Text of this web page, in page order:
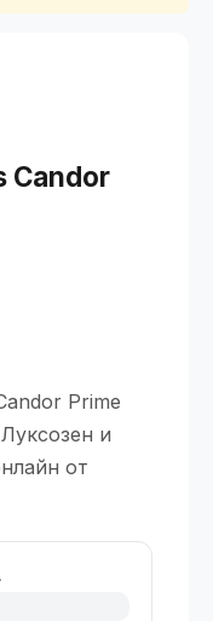
Candor
Prime
и
от